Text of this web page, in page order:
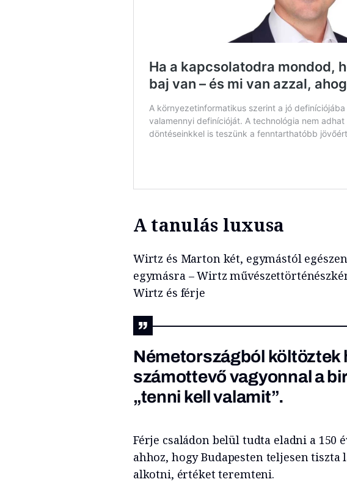
A tanulás luxusa
Wirtz és Marton két, egymástól
egymásra – Wirtz
Wirtz és férje
Németországból költöztek
számottevő vagyonnal a
„tenni kell valamit”.
Férje családon belül tudta eladni a 150
ahhoz, hogy Budapesten teljesen tiszta
alkotni, értéket teremteni.